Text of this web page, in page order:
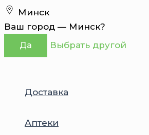
Перейти
к
содержимому
Минск
Ваш город — Минск?
Да Выбрать другой
Доставка
Аптеки